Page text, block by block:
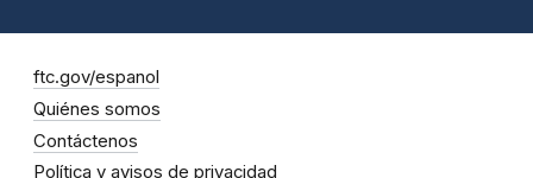
ftc.gov/espanol
Quiénes somos
Contáctenos
Política y avisos de privacidad